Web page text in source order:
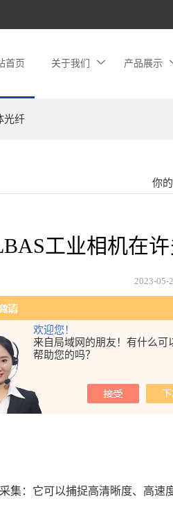
欢迎您！
来自局域网的朋友！有什么可
帮助您的吗？
首页 关于我们 产品展示
光纤
你
工业相机在
2023-05-
应用范围的扩大，工业相机已
及安全监控等领域。
种专门为工业生产而设计的相机
。
：它可以捕捉高清晰度、高速